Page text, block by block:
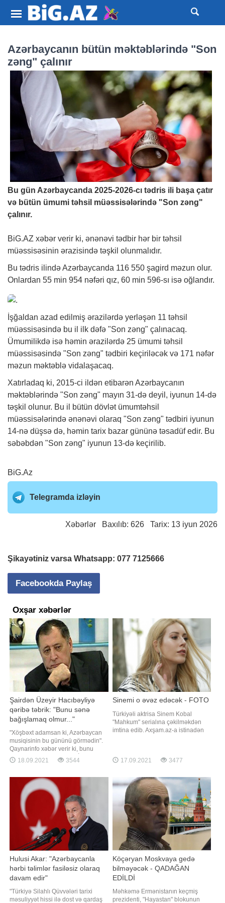
Azərbaycanın bütün məktəblərində "Son
zəng" çalınır
Bu gün Azərbaycanda 2025-2026-cı tədris ili başa çatır
və bütün ümumi təhsil müəssisələrində "Son zəng"
çalınır.
BiG.AZ xəbər verir ki, ənənəvi tədbir hər bir təhsil
müəssisəsinin ərazisində təşkil olunmalıdır.
Bu tədris ilində Azərbaycanda 116 550 şagird məzun olur.
Onlardan 55 min 954 nəfəri qız, 60 min 596-sı isə oğlandır.
İşğaldan azad edilmiş ərazilərdə yerləşən 11 təhsil
müəssisəsində bu il ilk dəfə "Son zəng" çalınacaq.
Ümumilikdə isə həmin ərazilərdə 25 ümumi təhsil
müəssisəsində "Son zəng" tədbiri keçiriləcək və 171 nəfər
məzun məktəblə vidalaşacaq.
Xatırladaq ki, 2015-ci ildən etibarən Azərbaycanın
məktəblərində "Son zəng" mayın 31-də deyil, iyunun 14-də
təşkil olunur. Bu il bütün dövlət ümumtəhsil
müəssisələrində ənənəvi olaraq "Son zəng" tədbiri iyunun
14-nə düşsə də, həmin tarix bazar gününə təsadüf edir. Bu
səbəbdən "Son zəng" iyunun 13-də keçirilib.
BiG.Az
Telegramda izləyin
Xəbərlər Baxılıb: 626 Tarix: 13 iyun 2026
Şikayətiniz varsa Whatsapp: 077 7125666
Facebookda Paylaş
Oxşar xəbərlər
Şairdən Üzeyir Hacıbəyliyə
qəribə təbrik: "Bunu sənə
bağışlamaq olmur..."
"Xöşbəxt adamsan ki, Azərbaycan
musiqisinin bu gününü görmədin".
Qaynarinfo xəbər verir ki, bunu
nəğməkar şair, Əməkdar İncəsənət
Xadimi Baba Vəziroğlu dahi
günü ilə əlaqədar təbrikdə yazıb.
Şair bildirib ki, Üzeyir bəyin vaxtsız
ölümü ilə Azərbaycan musiqis
18.09.2021 3544
Sinemi o əvəz edəcək - FOTO
Türkiyəli aktrisa Sinem Kobal
"Mahkum" serialına çəkilməkdən
imtina edib. Axşam.az-a istinadən
Tunanın tərəf müqabili isə Seray
İsmayıl Hacıoğlu da yer alacaq
17.09.2021 3477
Hulusi Akar: "Azərbaycanla
hərbi təlimlər fasiləsiz olaraq
davam edir"
"Türkiyə Silahlı Qüvvələri tarixi
məsuliyyət hissi ilə dost və qardaş
Köçəryan Moskvaya gedə
bilməyəcək - QADAĞAN
EDİLDİ
Məhkəmə Ermənistanın keçmiş
prezidenti, "Hayastan" blokunun